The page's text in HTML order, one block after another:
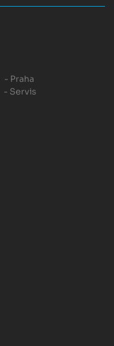
- Praha
- Servis